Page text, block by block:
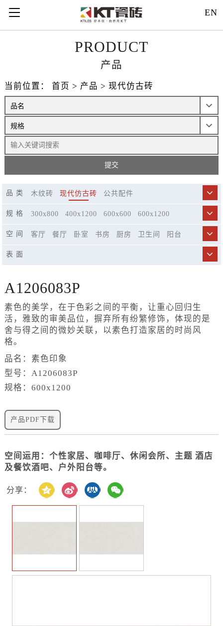
EN
PRODUCT
产品
当前位置： 首页 > 产品 > 现代仿古砖
品 类 木纹砖 现代仿古砖 公共配件
规 格 300x800 400x1200 600x600
600x1200
空 间
客厅 餐厅 卧室 书房 厨房 卫生间
阳台
表 面
A1206083P
素色的美学，在于色彩之间的平衡，让重心回归生
活，雅致的审美品位，摒弃所有纷繁修饰，体现的是
舍与得之间的微妙关联，以素色打造家居的时尚风
格。
品名：素色印象
型号：A1206083P
规格：600x1200
产品PDF下载
空间运用：个性家居、咖啡厅、休闲会所、主题 酒店
及餐饮酒吧、户外阳台等。
分享：